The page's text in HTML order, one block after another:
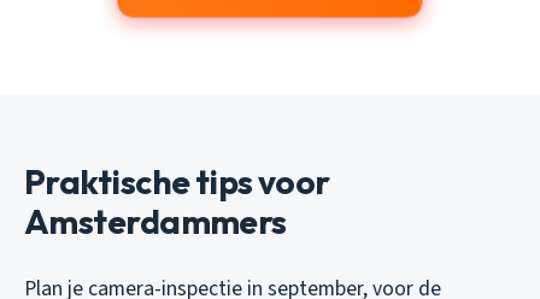
Praktische tips voor
Amsterdammers
Plan je camera-inspectie in september, voor de